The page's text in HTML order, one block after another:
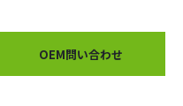
OEM問い合わせ